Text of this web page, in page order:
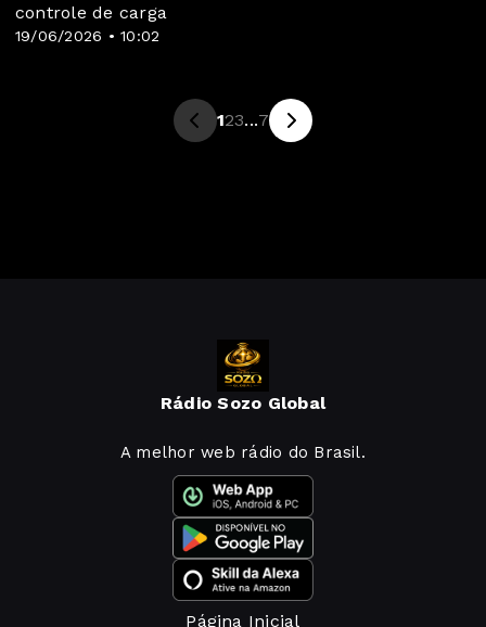
19/06/2026 • 10:02
controle de carga
123...7
Rádio Sozo Global
A melhor web rádio do Brasil.
Página Inicial